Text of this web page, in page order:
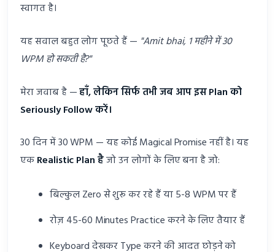
स्वागत है।
यह सवाल बहुत लोग पूछते हैं — "Amit bhai, 1 महीने में 30
WPM हो सकती है?"
मेरा जवाब है —हाँ, लेकिन सिर्फ तभी जब आप इस Plan को
Seriously Follow करें।
30 दिन में 30 WPM — यह कोई Magical Promise नहीं है। यह
एकRealistic Plan हैजो उन लोगों के लिए बना है जो:
बिल्कुल Zero से शुरू कर रहे हैं या 5-8 WPM पर हैं
रोज़ 45-60 Minutes Practice करने के लिए तैयार हैं
Keyboard देखकर Type करने की आदत छोड़ने को